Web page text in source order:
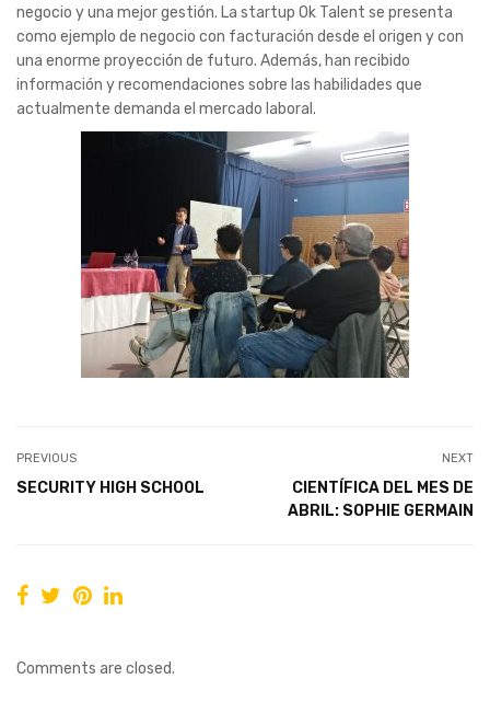
negocio y una mejor gestión. La startup Ok Talent se presenta
como ejemplo de negocio con facturación desde el origen y con
una enorme proyección de futuro. Además, han recibido
información y recomendaciones sobre las habilidades que
actualmente demanda el mercado laboral.
PREVIOUS
SECURITY HIGH SCHOOL
NEXT
CIENTÍFICA DEL MES DE
ABRIL: SOPHIE GERMAIN
Comments are closed.